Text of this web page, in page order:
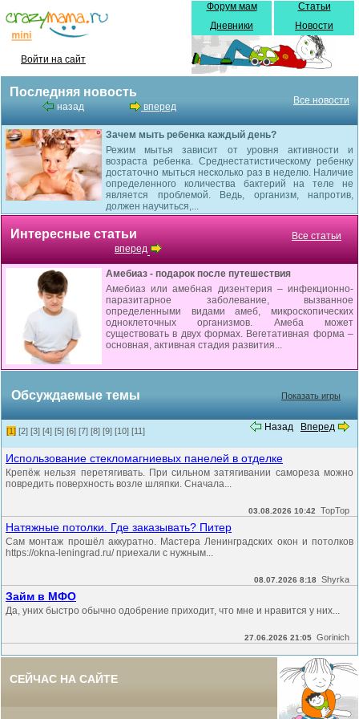
Войти на сайт
Форум мам
Дневники
Статьи
Новости
Последняя новость
назад вперед
Все новости
Зачем мыть ребенка каждый день?
Режим мытья зависит от уровня активности и
возраста ребенка. Среднестатистическому ребенку
достаточно мыться несколько раз в неделю. Наличие
определенного количества бактерий на теле не
является проблемой. Ведь, организм, напротив,
должен научиться,...
Интересные статьи
вперед
Все статьи
Амебиаз - подарок после путешествия
Амебиаз или амебная дизентерия – инфекционно-
паразитарное заболевание, вызванное
определенными видами амеб, микроскопических
одноклеточных организмов. Амеба может
существовать в двух формах. Вегетативная форма –
основная, активная стадия развития...
Обсуждаемые темы Показать игры
Назад Вперед
[1] [2] [3] [4] [5] [6] [7] [8] [9] [10] [11]
Использование стекломагниевых панелей в отделке
Крепёж нельзя перетягивать. При сильном затягивании самореза можно
повредить поверхность возле шляпки. Сначала...
03.08.2026 10:42 TopTop
Натяжные потолки. Где заказывать? Питер
Сам монтаж прошёл аккуратно. Мастера Ленинградских окон и потолков
https://okna-leningrad.ru/ приехали с нужным...
08.07.2026 8:18 Shyrka
Займ в МФО
Да, уних быстро обычно одобрение приходит, что мне и нравится у них...
27.06.2026 21:05 Gorinich
СЕЙЧАС НА САЙТЕ